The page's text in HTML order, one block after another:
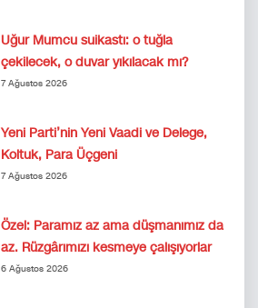
Uğur Mumcu suikastı: o tuğla
çekilecek, o duvar yıkılacak mı?
7 Ağustos 2026
Yeni Parti’nin Yeni Vaadi ve Delege,
Koltuk, Para Üçgeni
7 Ağustos 2026
Özel: Paramız az ama düşmanımız da
az. Rüzgârımızı kesmeye çalışıyorlar
6 Ağustos 2026